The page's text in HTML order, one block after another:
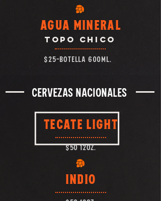
Agua Mineral
Topo Chico
$25-botella 600ml.
CERVEZAS NACIONALES
Tecate Light
$50 12oz.
INDIO